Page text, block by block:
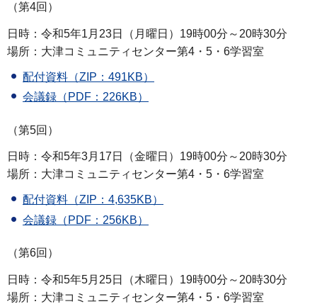
（第4回）
日時：令和5年1月23日（月曜日）19時00分～20時30分
場所：大津コミュニティセンター第4・5・6学習室
配付資料（ZIP：491KB）
会議録（PDF：226KB）
（第5回）
日時：令和5年3月17日（金曜日）19時00分～20時30分
場所：大津コミュニティセンター第4・5・6学習室
配付資料（ZIP：4,635KB）
会議録（PDF：256KB）
（第6回）
日時：令和5年5月25日（木曜日）19時00分～20時30分
場所：大津コミュニティセンター第4・5・6学習室